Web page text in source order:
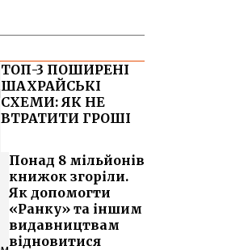
ТОП-3 ПОШИРЕНІ
ШАХРАЙСЬКІ
СХЕМИ: ЯК НЕ
ВТРАТИТИ ГРОШІ
Понад 8 мільйонів
книжок згоріли.
Як допомогти
«Ранку» та іншим
видавництвам
відновитися